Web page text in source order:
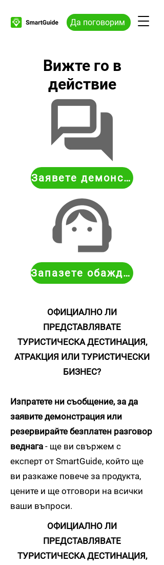
Да поговорим
Вижте го в
действие
Заявете демонстрация
Запазете обаждане
ОФИЦИАЛНО ЛИ
ПРЕДСТАВЛЯВАТЕ
ТУРИСТИЧЕСКА ДЕСТИНАЦИЯ,
АТРАКЦИЯ ИЛИ ТУРИСТИЧЕСКИ
БИЗНЕС?
Изпратете ни съобщение, за да
заявите демонстрация или
резервирайте безплатен разговор
веднага - ще ви свържем с
експерт от SmartGuide, който ще
ви разкаже повече за продукта,
цените и ще отговори на всички
ваши въпроси.
ОФИЦИАЛНО ЛИ
ПРЕДСТАВЛЯВАТЕ
ТУРИСТИЧЕСКА ДЕСТИНАЦИЯ,